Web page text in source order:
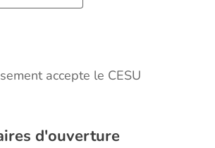
accepte le CESU
d'ouverture